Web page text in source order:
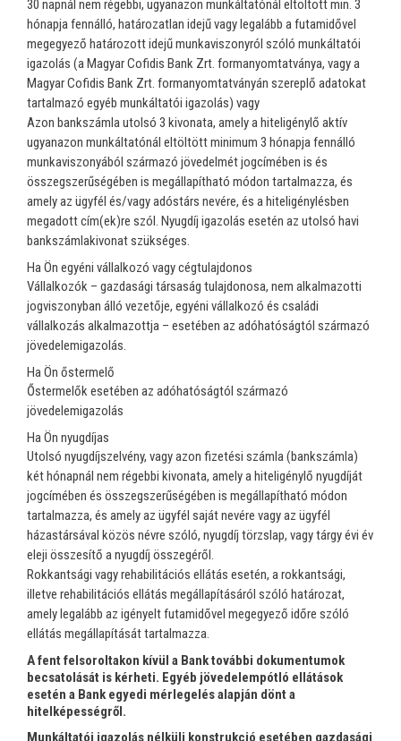
30 napnál nem régebbi, ugyanazon munkáltatónál eltöltött min. 3
hónapja fennálló, határozatlan idejű vagy legalább a futamidővel
megegyező határozott idejű munkaviszonyról szóló munkáltatói
igazolás (a Magyar Cofidis Bank Zrt. formanyomtatványa, vagy a
Magyar Cofidis Bank Zrt. formanyomtatványán szereplő adatokat
tartalmazó egyéb munkáltatói igazolás) vagy
Azon bankszámla utolsó 3 kivonata, amely a hiteligénylő aktív
ugyanazon munkáltatónál eltöltött minimum 3 hónapja fennálló
munkaviszonyából származó jövedelmét jogcímében is és
összegszerűségében is megállapítható módon tartalmazza, és
amely az ügyfél és/vagy adóstárs nevére, és a hiteligénylésben
megadott cím(ek)re szól. Nyugdíj igazolás esetén az utolsó havi
bankszámlakivonat szükséges.
Ha Ön egyéni vállalkozó vagy cégtulajdonos
Vállalkozók – gazdasági társaság tulajdonosa, nem alkalmazotti
jogviszonyban álló vezetője, egyéni vállalkozó és családi
vállalkozás alkalmazottja – esetében az adóhatóságtól származó
jövedelemigazolás.
Ha Ön őstermelő
Őstermelők esetében az adóhatóságtól származó
jövedelemigazolás
Ha Ön nyugdíjas
Utolsó nyugdíjszelvény, vagy azon fizetési számla (bankszámla)
két hónapnál nem régebbi kivonata, amely a hiteligénylő nyugdíját
jogcímében és összegszerűségében is megállapítható módon
tartalmazza, és amely az ügyfél saját nevére vagy az ügyfél
házastársával közös névre szóló, nyugdíj törzslap, vagy tárgy évi év
eleji összesítő a nyugdíj összegéről.
Rokkantsági vagy rehabilitációs ellátás esetén, a rokkantsági,
illetve rehabilitációs ellátás megállapításáról szóló határozat,
amely legalább az igényelt futamidővel megegyező időre szóló
ellátás megállapítását tartalmazza.
A fent felsoroltakon kívül a Bank további dokumentumok
becsatolását is kérheti. Egyéb jövedelempótló ellátások
esetén a Bank egyedi mérlegelés alapján dönt a
hitelképességről.
Munkáltatói igazolás nélküli konstrukció esetében gazdasági